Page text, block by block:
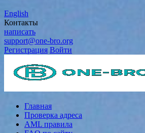
English
Контакты
написать
support@one-bro.org
Регистрация Войти
Главная
Проверка адреса
AML правила